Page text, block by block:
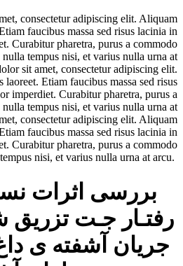
consectetur adipiscing elit. Aliquam
faucibus massa sed risus lacinia in
Curabitur pharetra, purus a commodo
tempus nisi, et varius nulla urna at
sit amet, consectetur adipiscing elit.
laoreet. Etiam faucibus massa sed risus
imperdiet. Curabitur pharetra, purus a
tempus nisi, et varius nulla urna at
consectetur adipiscing elit. Aliquam
faucibus massa sed risus lacinia in
Curabitur pharetra, purus a commodo
nisi, et varius nulla urna at arcu.
بررسی اثرات
رفتـار جـت تزریق
جریان آشفته ی داغ